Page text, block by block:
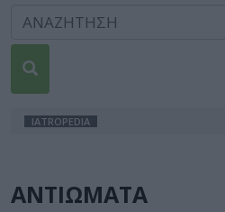
IATROPEDIA
ΑΝΤΙΩΜΑΤΑ